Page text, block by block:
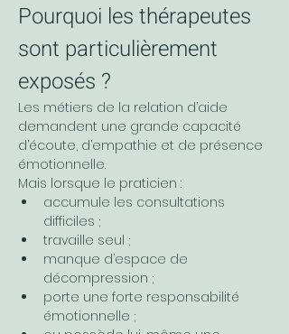
Pourquoi les thérapeutes
sont particulièrement
exposés ?
Les métiers de la relation d’aide
demandent une grande capacité
d’écoute, d’empathie et de présence
émotionnelle.
Mais lorsque le praticien :
accumule les consultations
difficiles ;
travaille seul ;
manque d’espace de
décompression ;
porte une forte responsabilité
émotionnelle ;